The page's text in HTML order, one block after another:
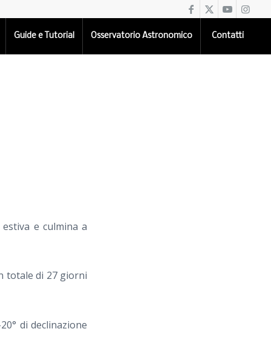
Guide e Tutorial Osservatorio Astronomico Contatti
e culmina a
totale di 27 giorni
di declinazione